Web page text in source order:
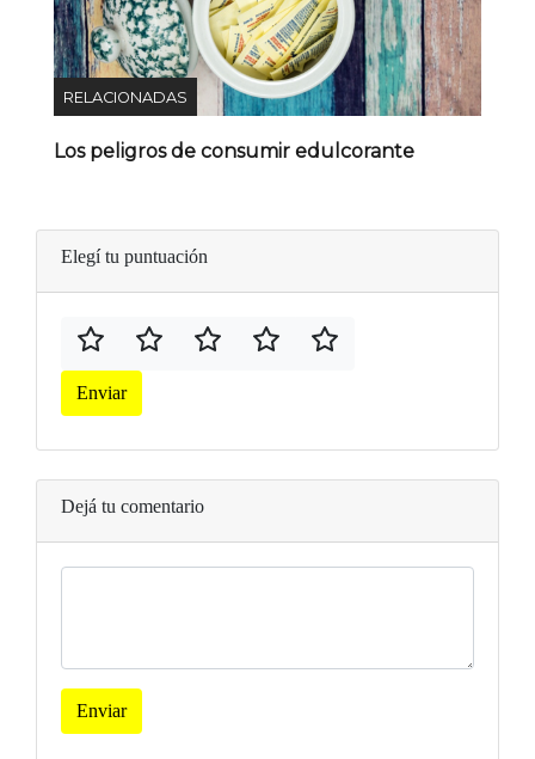
RELACIONADAS
Los peligros de consumir edulcorante
Elegí tu puntuación
Enviar
Dejá tu comentario
Enviar